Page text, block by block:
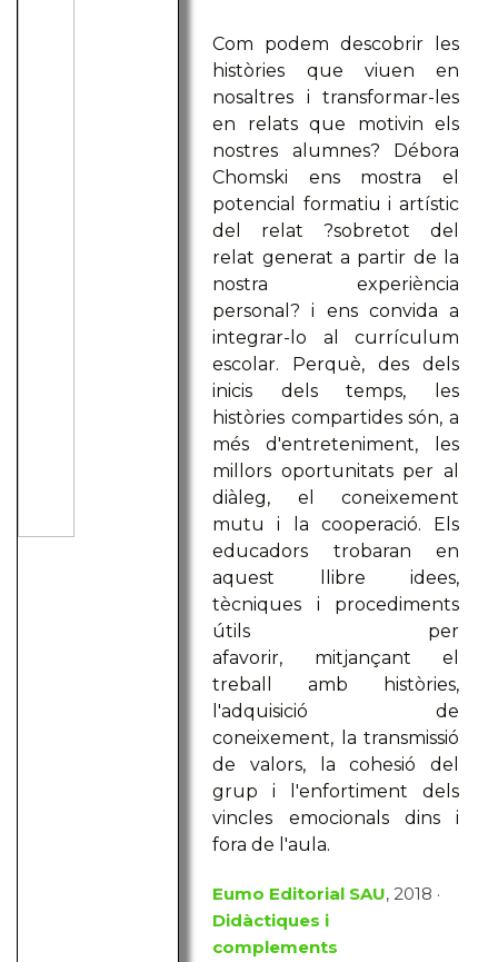
Com podem descobrir les
històries que viuen en
nosaltres i transformar-les
en relats que motivin els
nostres alumnes? Débora
Chomski ens mostra el
potencial formatiu i artístic
del relat ?sobretot del
relat generat a partir de la
nostra experiència
personal? i ens convida a
integrar-lo al currículum
escolar. Perquè, des dels
inicis dels temps, les
històries compartides són, a
més d'entreteniment, les
millors oportunitats per al
diàleg, el coneixement
mutu i la cooperació. Els
educadors trobaran en
aquest llibre idees,
tècniques i procediments
útils per
afavorir, mitjançant el
treball amb històries,
l'adquisició de
coneixement, la transmissió
de valors, la cohesió del
grup i l'enfortiment dels
vincles emocionals dins i
fora de l'aula.
Eumo Editorial SAU, 2018 ·
Didàctiques i
complements